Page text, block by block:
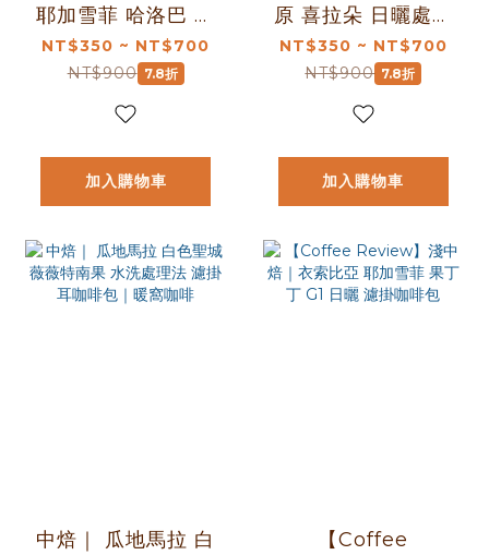
耶加雪菲 哈洛巴 水
洗 濾沖式掛耳咖啡
包
NT$350 ~ NT$700
NT$900 7.8折
加入購物車
原 喜拉朵 日曬處理
法 濾掛耳咖啡包｜
暖窩咖啡
NT$350 ~ NT$700
NT$900 7.8折
加入購物車
中焙｜ 瓜地馬拉 白
【Coffee